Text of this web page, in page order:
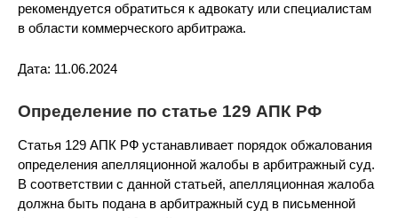
рекомендуется обратиться к адвокату или специалистам
в области коммерческого арбитража.
Дата: 11.06.2024
Определение по статье 129 АПК РФ
Статья 129 АПК РФ устанавливает порядок обжалования
определения апелляционной жалобы в арбитражный суд.
В соответствии с данной статьей, апелляционная жалоба
должна быть подана в арбитражный суд в письменной